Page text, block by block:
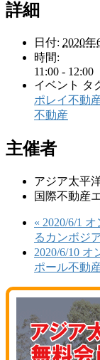
詳細
日付: 2020年
時間:
11:00 - 12:00
イベント タ
ポレイ不動
不動産
主催者
アジア太平
国際不動産
« 2020/6/1
るカンボジ
2020/6/10
ポール不動